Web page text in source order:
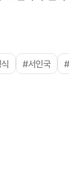
#서인국